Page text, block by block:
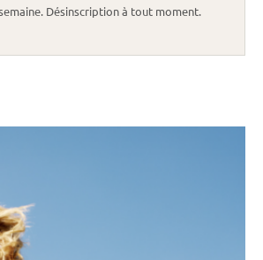
Désinscription à tout moment.